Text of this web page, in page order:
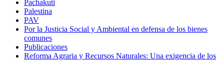
Pachakuti
Palestina
PAV
Por la Justicia Social y Ambiental en defensa de los bienes
comunes
Publicaciones
Reforma Agraria y Recursos Naturales: Una exigencia de los